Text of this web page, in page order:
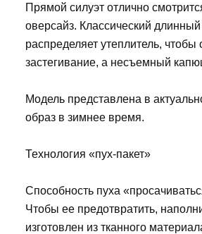
Прямой силуэт отлично
оверсайз. Классический
распределяет утеплитель,
застегивание, а несъемный
Модель представлена в
образ в зимнее время.
Технология «пух-пакет»
Способность пуха
Чтобы ее предотвратить,
изготовлен из тканного